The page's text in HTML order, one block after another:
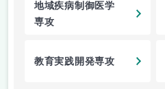
地域疾病制御医学
専攻
教育実践開発専攻